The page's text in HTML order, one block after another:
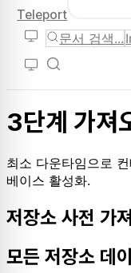
Teleport
문서 검색...
3단계 가져
최소 다운타임으로
베이스 활성화.
저장소 사전 가
모든 저장소 데